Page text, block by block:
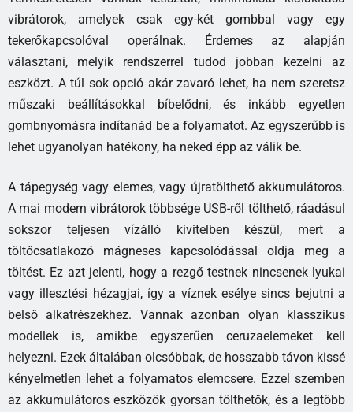
vibrátorok, amelyek csak egy-két gombbal vagy egy
tekerőkapcsolóval operálnak. Érdemes az alapján
választani, melyik rendszerrel tudod jobban kezelni az
eszközt. A túl sok opció akár zavaró lehet, ha nem szeretsz
műszaki beállításokkal bíbelődni, és inkább egyetlen
gombnyomásra indítanád be a folyamatot. Az egyszerűbb is
lehet ugyanolyan hatékony, ha neked épp az válik be.
A tápegység vagy elemes, vagy újratölthető akkumulátoros.
A mai modern vibrátorok többsége USB-ről tölthető, ráadásul
sokszor teljesen vízálló kivitelben készül, mert a
töltőcsatlakozó mágneses kapcsolódással oldja meg a
töltést. Ez azt jelenti, hogy a rezgő testnek nincsenek lyukai
vagy illesztési hézagjai, így a víznek esélye sincs bejutni a
belső alkatrészekhez. Vannak azonban olyan klasszikus
modellek is, amikbe egyszerűen ceruzaelemeket kell
helyezni. Ezek általában olcsóbbak, de hosszabb távon kissé
kényelmetlen lehet a folyamatos elemcsere. Ezzel szemben
az akkumulátoros eszközök gyorsan tölthetők, és a legtöbb